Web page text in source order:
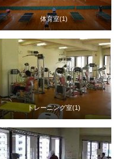
体育室(1)
トレーニング室(1)